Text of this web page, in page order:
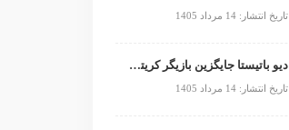
تاریخ انتشار: 14 مرداد 1405
دیو باتیستا جایگزین بازیگر کریتوس می‌شود؟
تاریخ انتشار: 14 مرداد 1405